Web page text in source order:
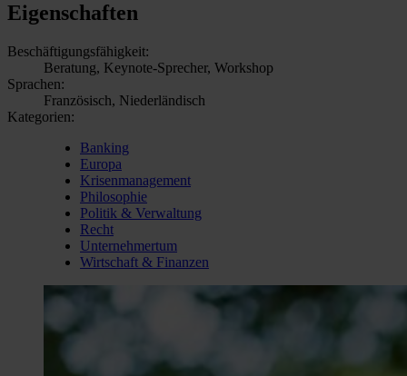
Eigenschaften
Beschäftigungsfähigkeit:
Beratung, Keynote-Sprecher, Workshop
Sprachen:
Französisch, Niederländisch
Kategorien:
Banking
Europa
Krisenmanagement
Philosophie
Politik & Verwaltung
Recht
Unternehmertum
Wirtschaft & Finanzen